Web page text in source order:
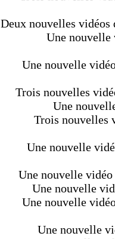
Deux nouvelles
Une nouvelle
Une nouvelle
Trois nouvelles
Une
Trois nouvelles
Une nouvelle
Une nouvelle vidéo
Une nouvelle
Une nouvelle
Une nouvelle